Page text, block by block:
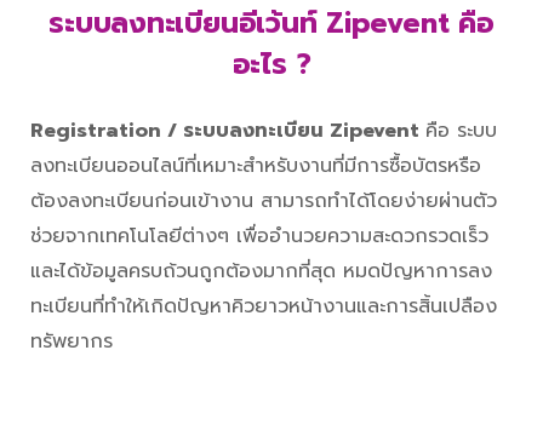
ระบบลงทะเบียนอีเว้นท์ Zipevent คือ
อะไร ?
Registration / ระบบลงทะเบียน Zipevent คือ ระบบ
ลงทะเบียนออนไลน์ที่เหมาะสำหรับงานที่มีการซื้อบัตรหรือ
ต้องลงทะเบียนก่อนเข้างาน สามารถทำได้โดยง่ายผ่านตัว
ช่วยจากเทคโนโลยีต่างๆ เพื่ออำนวยความสะดวกรวดเร็ว
และได้ข้อมูลครบถ้วนถูกต้องมากที่สุด หมดปัญหาการลง
ทะเบียนที่ทำให้เกิดปัญหาคิวยาวหน้างานและการสิ้นเปลือง
ทรัพยากร